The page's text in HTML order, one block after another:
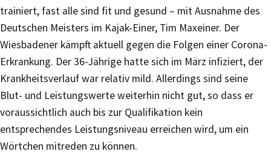
trainiert, fast alle sind fit und gesund – mit Ausnahme des
Deutschen Meisters im Kajak-Einer, Tim Maxeiner. Der
Wiesbadener kämpft aktuell gegen die Folgen einer Corona-
Erkrankung. Der 36-Jährige hatte sich im März infiziert, der
Krankheitsverlauf war relativ mild. Allerdings sind seine
Blut- und Leistungswerte weiterhin nicht gut, so dass er
voraussichtlich auch bis zur Qualifikation kein
entsprechendes Leistungsniveau erreichen wird, um ein
Wörtchen mitreden zu können.